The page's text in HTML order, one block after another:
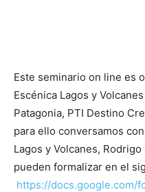
Este seminario on line es
Escénica Lagos y
Patagonia, PTI Destino
para ello conversamos
Lagos y Volcanes,
pueden formalizar en el
https://docs.google.com/